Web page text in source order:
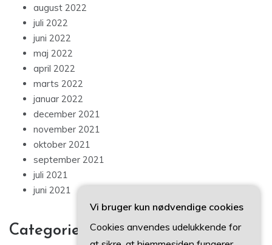
august 2022
juli 2022
juni 2022
maj 2022
april 2022
marts 2022
januar 2022
december 2021
november 2021
oktober 2021
september 2021
juli 2021
juni 2021
Categories
Vi bruger kun nødvendige cookies
Cookies anvendes udelukkende for